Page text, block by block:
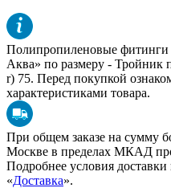
Полипропиленовые фитинги
Аква» по размеру - Тройник
r) 75. Перед покупкой
характеристиками товара.
При общем заказе на сумму
Москве в пределах МКАД
Подробнее условия доставки
«Доставка».